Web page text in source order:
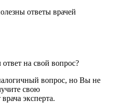
ответы врачей
на свой вопрос?
вопрос, но Вы не
свою
эксперта.